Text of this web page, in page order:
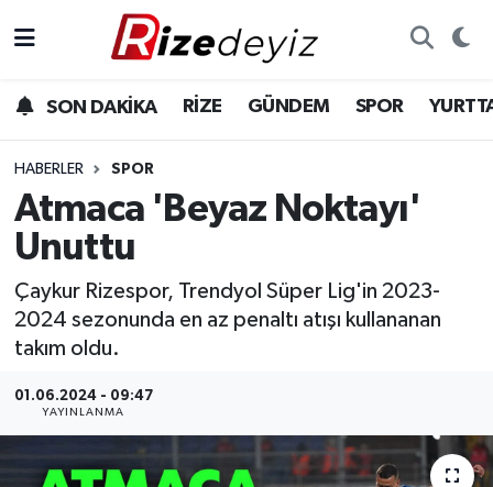
SON DAKİKA RİZE GÜNDEM SPOR
HABERLER SPOR
Atmaca 'Beyaz Noktayı'
Unuttu
Çaykur Rizespor, Trendyol Süper Lig'in 2023-
2024 sezonunda en az penaltı atışı kullananan
takım oldu.
01.06.2024 - 09:47
YAYINLANMA
Gündem
Yurttan Haberler
Ekonomi
Teknoloji
Rize Hava Durumu
Rize Namaz Vakitleri
Rize Trafik Yoğunluk Haritası
Süper Lig Puan Durumu ve Fikstür
Son Dakika Haberleri
Haber Arşivi